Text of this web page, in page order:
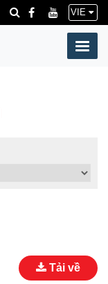
VIE
Tải về